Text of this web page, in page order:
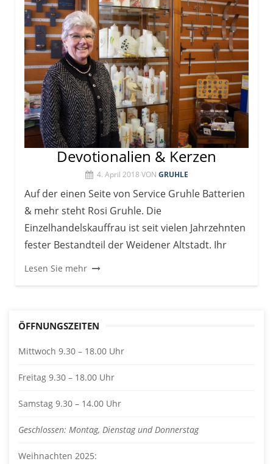
Devotionalien & Kerzen
4. April 2018 VON GRUHLE
Auf der einen Seite von Service Gruhle Batterien
& mehr steht Rosi Gruhle. Die
Einzelhandelskauffrau ist seit vielen Jahrzehnten
fester Bestandteil der Weidener Altstadt. Ihr
Lesen Sie mehr
ÖFFNUNGSZEITEN
Mittwoch 9.30 – 18.00 Uhr
Freitag 9.30 – 18.00 Uhr
Samstag 9.30 – 14.00 Uhr
Geschlossen: Montag, Dienstag und Donnerstag
Weihnachten 2025: